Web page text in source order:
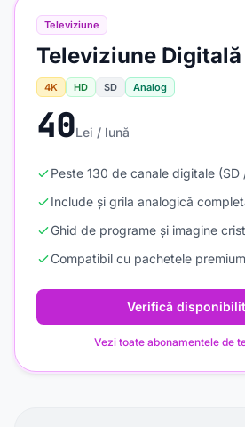
Televiziune
Televiziune Digitală
4K HD SD Analog
40Lei / lună
Peste 130 de canale digitale (SD
Include și grila analogică
Ghid de programe și imagine
Compatibil cu pachetele
Verifică
Vezi toate abonamentele de